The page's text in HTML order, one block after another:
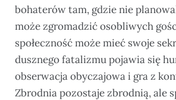
bohaterów tam, gdzie nie
może zgromadzić osobliwych
społeczność może mieć swoje
dusznego fatalizmu pojawia się
obserwacja obyczajowa i gra z
Zbrodnia pozostaje zbrodnią, ale